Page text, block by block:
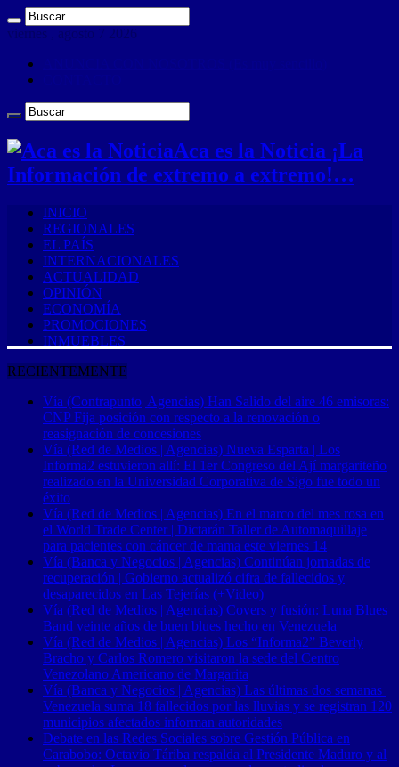
viernes , agosto 7 2026
Aca es la Noticia ¡La
Información de extremo a extremo!…
INICIO
REGIONALES
EL PAÍS
INTERNACIONALES
ACTUALIDAD
OPINIÓN
ECONOMÍA
PROMOCIONES
INMUEBLES
RECIENTEMENTE
Vía (Contrapunto| Agencias) Han Salido del aire 46 emisoras:
CNP Fija posición con respecto a la renovación o
reasignación de concesiones
Vía (Red de Medios | Agencias) Nueva Esparta | Los
Informa2 estuvieron allí: El 1er Congreso del Ají margariteño
realizado en la Universidad Corporativa de Sigo fue todo un
éxito
Vía (Red de Medios | Agencias) En el marco del mes rosa en
el World Trade Center | Dictarán Taller de Automaquillaje
para pacientes con cáncer de mama este viernes 14
Vía (Banca y Negocios | Agencias) Continúan jornadas de
recuperación | Gobierno actualizó cifra de fallecidos y
desaparecidos en Las Tejerías (+Video)
Vía (Red de Medios | Agencias) Covers y fusión: Luna Blues
Band veinte años de buen blues hecho en Venezuela
Vía (Red de Medios | Agencias) Los “Informa2” Beverly
Bracho y Carlos Romero visitaron la sede del Centro
Venezolano Americano de Margarita
Vía (Banca y Negocios | Agencias) Las últimas dos semanas |
Venezuela suma 18 fallecidos por las lluvias y se registran 120
municipios afectados informan autoridades
Debate en las Redes Sociales sobre Gestión Pública en
Carabobo: Octavio Táriba respalda al Presidente Maduro y al